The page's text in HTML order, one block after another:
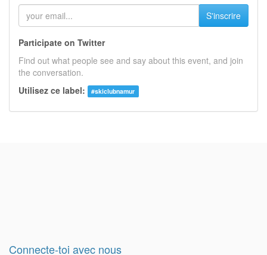
S'inscrire
Participate on Twitter
Find out what people see and say about this event, and join
the conversation.
Utilisez ce label:
#skiclubnamur
Connecte-toi avec nous